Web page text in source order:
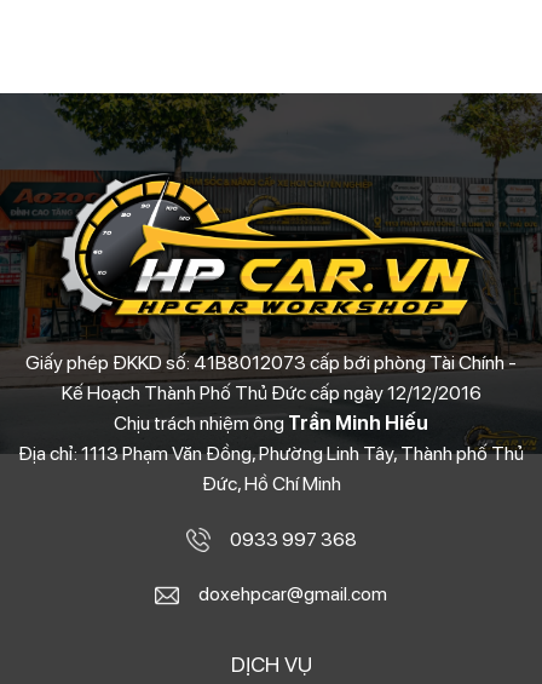
Giấy phép ĐKKD số: 41B8012073 cấp bới phòng Tài Chính -
Kế Hoạch Thành Phố Thủ Đức cấp ngày 12/12/2016
Chịu trách nhiệm ông Trần Minh Hiếu
Địa chỉ: 1113 Phạm Văn Đồng, Phường Linh Tây, Thành phố Thủ
Đức, Hồ Chí Minh
0933 997 368
doxehpcar@gmail.com
DỊCH VỤ